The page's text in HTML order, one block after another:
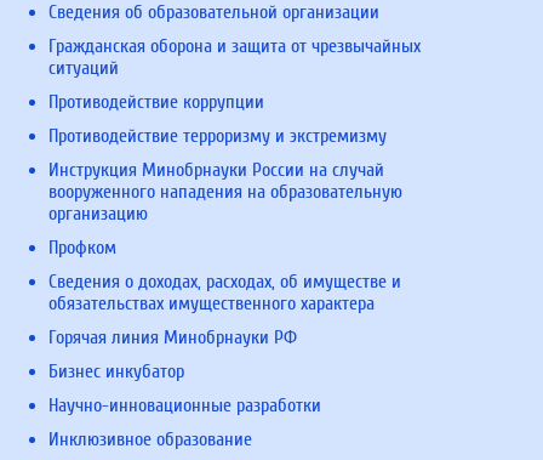
Сведения об образовательной организации
Гражданская оборона и защита от чрезвычайных
ситуаций
Противодействие коррупции
Противодействие терроризму и экстремизму
Инструкция Минобрнауки России на случай
вооруженного нападения на образовательную
организацию
Профком
Сведения о доходах, расходах, об имуществе и
обязательствах имущественного характера
Горячая линия Минобрнауки РФ
Бизнес инкубатор
Научно-инновационные разработки
Инклюзивное образование